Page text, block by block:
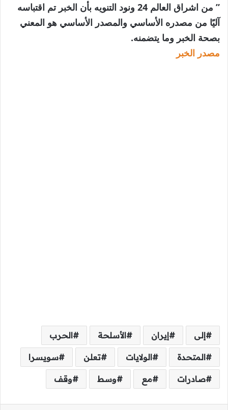
” من اشراق العالم 24 ونود التنويه بأن الخبر تم اقتباسه
آليًا من مصدره الأساسي والمصدر الأساسي هو المعني
بصحة الخبر وما يتضمنه.
مصدر الخبر
إلى إيران الأسلحة الحرب
المتحدة الولايات تعلن سويسرا
صادرات مع وسط وقف